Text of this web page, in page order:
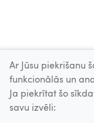
Ar Jūsu piekrišanu
funkcionālās un
Ja piekrītat šo
savu izvēli: